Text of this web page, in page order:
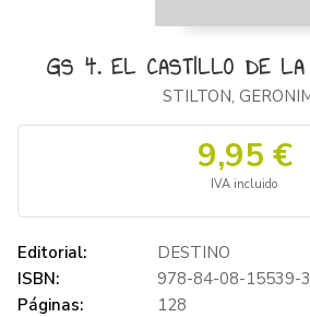
GS 4. EL CASTILLO DE LA
STILTON,
9,95 €
IVA incluido
Editorial:
DESTINO
ISBN:
978-84-08-15539-3
Páginas:
128